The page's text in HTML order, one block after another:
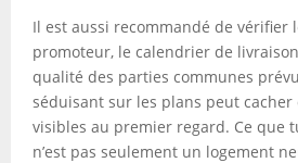
Il est aussi recommandé de vérifier
promoteur, le calendrier de
qualité des parties communes
séduisant sur les plans peut
visibles au premier regard. Ce que
n’est pas seulement un logement